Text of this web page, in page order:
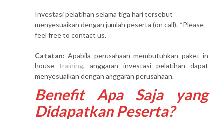
Investasi pelatihan selama tiga hari tersebut
menyesuaikan dengan jumlah peserta (on call). *Please
feel free to contact us.
Catatan: Apabila perusahaan membutuhkan paket in
house training, anggaran investasi pelatihan dapat
menyesuaikan dengan anggaran perusahaan.
Benefit Apa Saja yang
Didapatkan Peserta?